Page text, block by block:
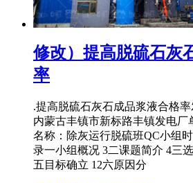
修改）提高脱硫石灰
率
.提高脱硫石灰石成品浆液合格率
内蒙古丰镇市新标路丰镇发电厂
名称：除灰运行脱硫班QC小组
录一小组概况 3二课题简介 4三
五目标确立 12六原因分